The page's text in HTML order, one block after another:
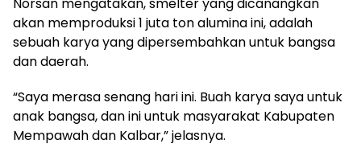
akan memproduksi 1 juta ton alumina ini, adalah
sebuah karya yang dipersembahkan untuk bangsa
dan daerah.
“Saya merasa senang hari ini. Buah karya saya untuk
anak bangsa, dan ini untuk masyarakat Kabupaten
Mempawah dan Kalbar,” jelasnya.